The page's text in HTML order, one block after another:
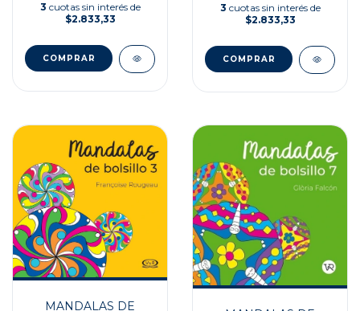
3 cuotas sin interés de
$2.833,33
3 cuotas sin interés de
$2.833,33
MANDALAS DE